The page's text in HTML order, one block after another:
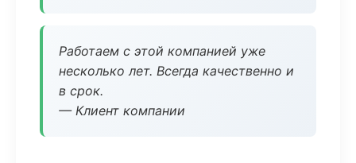
Работаем с этой компанией уже
несколько лет. Всегда качественно и
в срок.
— Клиент компании